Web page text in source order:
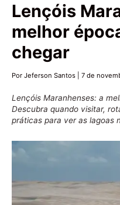
conteúdo
principal
Lençóis
melhor
chegar
Por Jeferson Santos 7 de
Lençóis Maranhenses: a
Descubra quando visitar,
práticas para ver as lagoas